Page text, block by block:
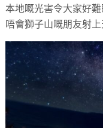
本地嘅光害令大家好
唔會獅子山嘅朋友射